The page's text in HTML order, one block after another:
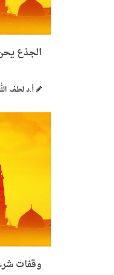
الجذع
أ.د لطف
وقفات